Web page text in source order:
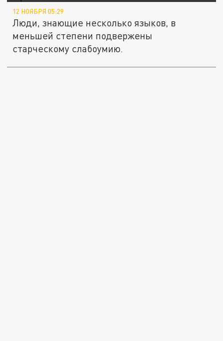
12 НОЯБРЯ 05:29
Люди, знающие несколько языков, в
меньшей степени подвержены
старческому слабоумию.